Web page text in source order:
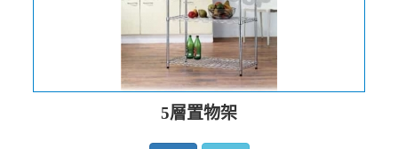
5層置物架